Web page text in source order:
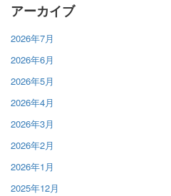
アーカイブ
2026年7月
2026年6月
2026年5月
2026年4月
2026年3月
2026年2月
2026年1月
2025年12月